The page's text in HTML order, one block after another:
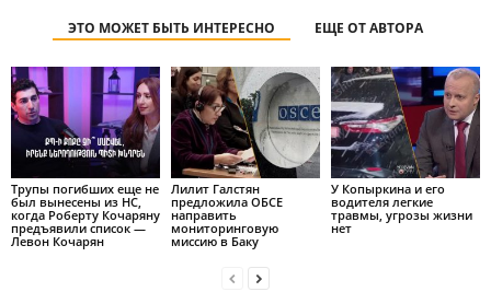
ЭТО МОЖЕТ БЫТЬ ИНТЕРЕСНО ЕЩЕ ОТ АВТОРА
Трупы погибших еще не
был вынесены из НС,
когда Роберту Кочаряну
предъявили список —
Левон Кочарян
Лилит Галстян
предложила ОБСЕ
направить
мониторинговую
миссию в Баку
У Копыркина и его
водителя легкие
травмы, угрозы жизни
нет